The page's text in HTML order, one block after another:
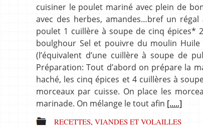
cuisiner le poulet mariné avec plein de
avec des herbes, amandes…bref un
poulet 1 cuillère à soupe de cinq épices*
boulghour Sel et pouivre du moulin
(l’équivalent d’une cuillère à soupe de
Préparation: Tout d’abord on prépare la
haché, les cinq épices et 4 cuillères à
morceaux par cuisse. On place les
marinade. On mélange le tout afin [.....]
RECETTES, VIANDES ET VOLAILLES